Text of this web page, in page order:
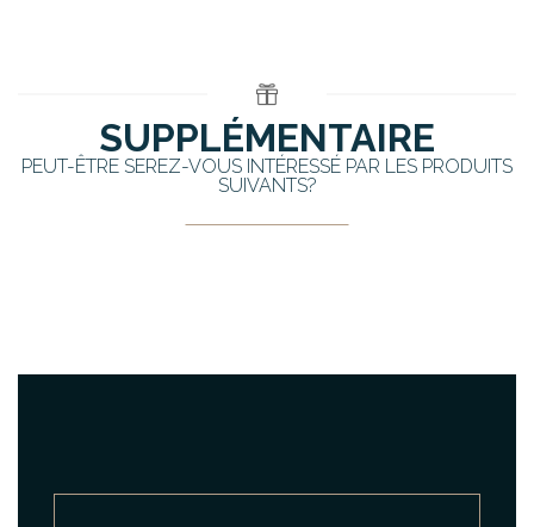
SUPPLÉMENTAIRE
PEUT-ÊTRE SEREZ-VOUS INTÉRESSÉ PAR LES PRODUITS
SUIVANTS?